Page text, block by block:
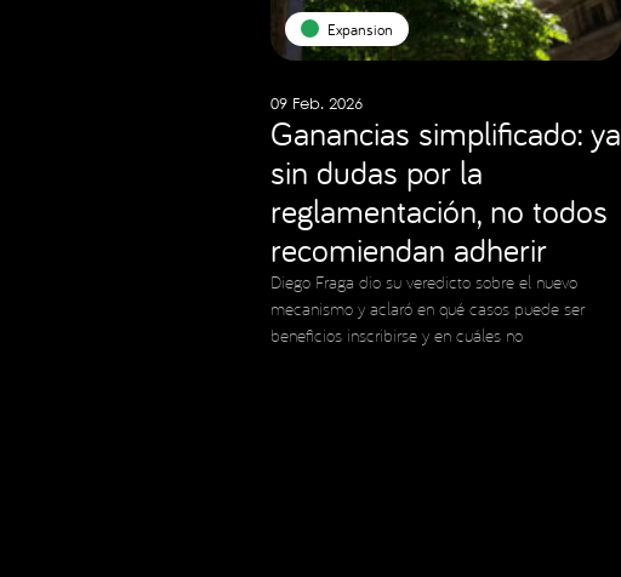
Expansion
09 Feb. 2026
Ganancias simplificado: ya
sin dudas por la
reglamentación, no todos
recomiendan adherir
Diego Fraga dio su veredicto sobre el nuevo
mecanismo y aclaró en qué casos puede ser
beneficios inscribirse y en cuáles no